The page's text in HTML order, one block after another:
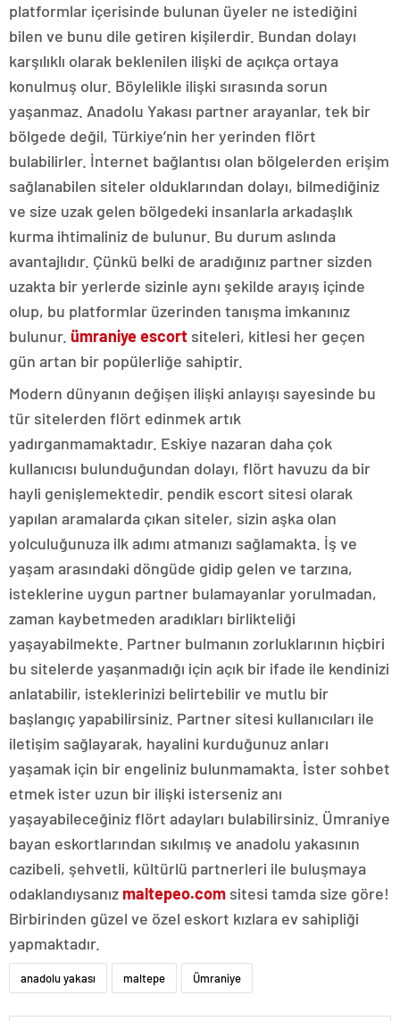
platformlar içerisinde bulunan üyeler ne istediğini
bilen ve bunu dile getiren kişilerdir. Bundan dolayı
karşılıklı olarak beklenilen ilişki de açıkça ortaya
konulmuş olur. Böylelikle ilişki sırasında sorun
yaşanmaz. Anadolu Yakası partner arayanlar, tek bir
bölgede değil, Türkiye’nin her yerinden flört
bulabilirler. İnternet bağlantısı olan bölgelerden erişim
sağlanabilen siteler olduklarından dolayı, bilmediğiniz
ve size uzak gelen bölgedeki insanlarla arkadaşlık
kurma ihtimaliniz de bulunur. Bu durum aslında
avantajlıdır. Çünkü belki de aradığınız partner sizden
uzakta bir yerlerde sizinle aynı şekilde arayış içinde
olup, bu platformlar üzerinden tanışma imkanınız
bulunur. ümraniye escort siteleri, kitlesi her geçen
gün artan bir popülerliğe sahiptir.
Modern dünyanın değişen ilişki anlayışı sayesinde bu
tür sitelerden flört edinmek artık
yadırganmamaktadır. Eskiye nazaran daha çok
kullanıcısı bulunduğundan dolayı, flört havuzu da bir
hayli genişlemektedir. pendik escort sitesi olarak
yapılan aramalarda çıkan siteler, sizin aşka olan
yolculuğunuza ilk adımı atmanızı sağlamakta. İş ve
yaşam arasındaki döngüde gidip gelen ve tarzına,
isteklerine uygun partner bulamayanlar yorulmadan,
zaman kaybetmeden aradıkları birlikteliği
yaşayabilmekte. Partner bulmanın zorluklarının hiçbiri
bu sitelerde yaşanmadığı için açık bir ifade ile kendinizi
anlatabilir, isteklerinizi belirtebilir ve mutlu bir
başlangıç yapabilirsiniz. Partner sitesi kullanıcıları ile
iletişim sağlayarak, hayalini kurduğunuz anları
yaşamak için bir engeliniz bulunmamakta. İster sohbet
etmek ister uzun bir ilişki isterseniz anı
yaşayabileceğiniz flört adayları bulabilirsiniz. Ümraniye
bayan eskortlarından sıkılmış ve anadolu yakasının
cazibeli, şehvetli, kültürlü partnerleri ile buluşmaya
odaklandıysanız maltepeo.com sitesi tamda size göre!
Birbirinden güzel ve özel eskort kızlara ev sahipliği
yapmaktadır.
anadolu yakası maltepe Ümraniye